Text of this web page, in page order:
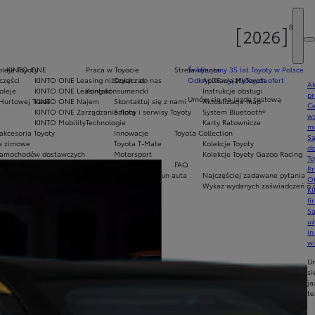
Świętujemy 35 lat Toyoty w Polsce
Odkryj 35 wyjątkowych ofert
Umów się na jazdę testową
Praca w Toyocie
Dołącz do nas
Kontakt
Skontaktuj się z nami
Salony i serwisy Toyoty
Technologie
Innowacje
Toyota T-Mate
Motorsport
Cyfrowy opiekun auta
KINTO ONE
KINTO ONE Leasing niższych rat
KINTO ONE Leasing konsumencki
KINTO ONE Najem
KINTO ONE Zarządzanie flotą
KINTO Mobility
Toyoty
Trade
Toyoty
zimowe
dostawczych
Strefa klienta
Aplikacja MyToyota
Instrukcje obsługi
Aktualizacja map
System Bluetooth®
Karty Ratownicze
Toyota Collection
Kolekcje Toyoty
Kolekcje Toyoty Gazoo Racing
FAQ
Najczęściej zadawane pytania
Wykaz wydanych zaświadczeń